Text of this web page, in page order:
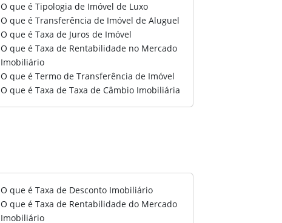
O que é Tipologia de Imóvel de Luxo
O que é Transferência de Imóvel de Aluguel
O que é Taxa de Juros de Imóvel
O que é Taxa de Rentabilidade no Mercado
Imobiliário
O que é Termo de Transferência de Imóvel
O que é Taxa de Taxa de Câmbio Imobiliária
O que é Taxa de Desconto Imobiliário
O que é Taxa de Rentabilidade do Mercado
Imobiliário